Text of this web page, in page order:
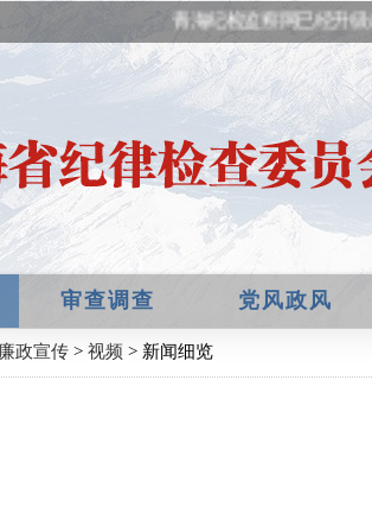
青海纪检监察网已经升级
审查调查 党风政风
廉政宣传 > 视频 > 新闻细览